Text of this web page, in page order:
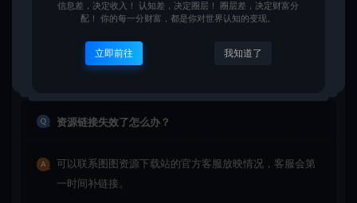
查看详情
资源链接失效了怎么办？
可以联系图图资源下载站的官方客服放映情况，客服会第
一时间补链接。
信息差，决定收入！ 认知差，决定圈层！ 圈层差，决定财富分
配！ 你的每一分财富，都是你对世界认知的变现。
立即前往 我知道了